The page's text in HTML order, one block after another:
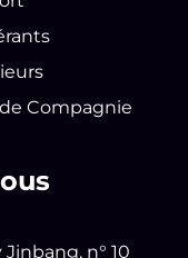
Compagnie
n° 10